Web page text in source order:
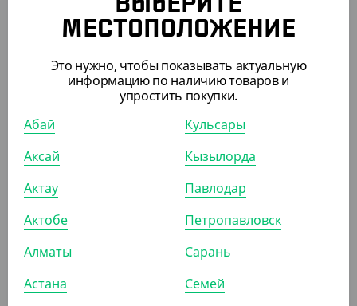
9 000
Пакет прозрачный со скотч-клапаном, 16*20 см, 25
мкм
УП (1000)
АРТ. 65020
ВЫБЕРИТЕ
МЕСТОПОЛОЖЕНИЕ
Это нужно, чтобы показывать актуальную
информацию по наличию товаров и
упростить покупки.
Абай
Аксай
Актау
Актобе
Алматы
Астана
Кульсары
Кызылорда
Павлодар
Петропавловск
Сарань
Семей